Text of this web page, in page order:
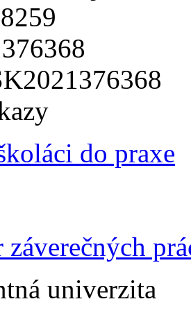
do praxe
záverečných
univerzita